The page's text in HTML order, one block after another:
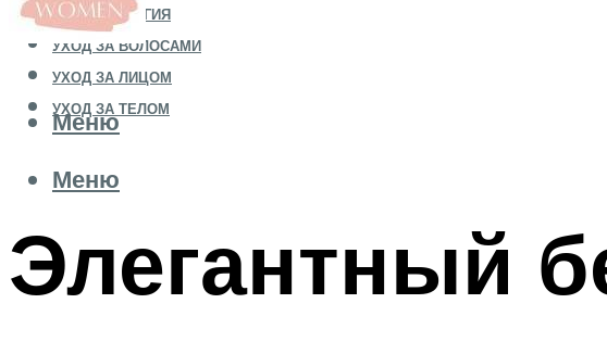
КОСМЕТОЛОГИЯ
УХОД ЗА ВОЛОСАМИ
УХОД ЗА ЛИЦОМ
УХОД ЗА ТЕЛОМ
Меню
Меню
Элегантный